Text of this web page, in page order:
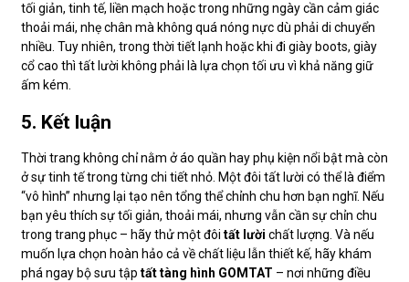
tối giản, tinh tế, liền mạch hoặc trong những ngày cần cảm giác
thoải mái, nhẹ chân mà không quá nóng nực dù phải di chuyển
nhiều. Tuy nhiên, trong thời tiết lạnh hoặc khi đi giày boots, giày
cổ cao thì tất lười không phải là lựa chọn tối ưu vì khả năng giữ
ấm kém.
5. Kết luận
Thời trang không chỉ nằm ở áo quần hay phụ kiện nổi bật mà còn
ở sự tinh tế trong từng chi tiết nhỏ. Một đôi tất lười có thể là điểm
“vô hình” nhưng lại tạo nên tổng thể chỉnh chu hơn bạn nghĩ. Nếu
bạn yêu thích sự tối giản, thoải mái, nhưng vẫn cần sự chỉn chu
trong trang phục – hãy thử một đôi tất lười chất lượng. Và nếu
muốn lựa chọn hoàn hảo cả về chất liệu lẫn thiết kế, hãy khám
phá ngay bộ sưu tập tất tàng hình GOMTAT – nơi những điều